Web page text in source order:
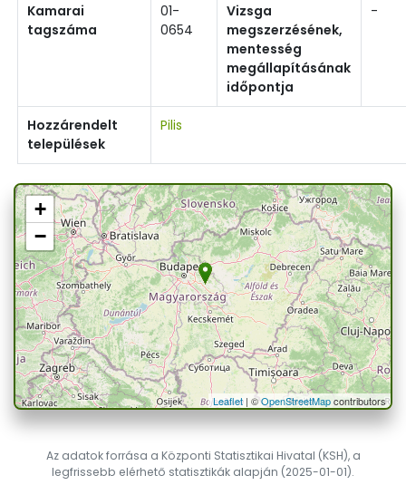
Kamarai
tagszáma
01-
0654
Vizsga
megszerzésének,
mentesség
megállapításának
időpontja
-
Hozzárendelt
települések
Pilis
+
−
Leaflet| ©OpenStreetMapcontributors
Az adatok forrása a Központi Statisztikai Hivatal (KSH), a
legfrissebb elérhető statisztikák alapján (2025-01-01).